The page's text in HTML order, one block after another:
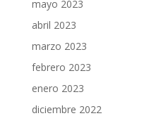
mayo 2023
abril 2023
marzo 2023
febrero 2023
enero 2023
diciembre 2022